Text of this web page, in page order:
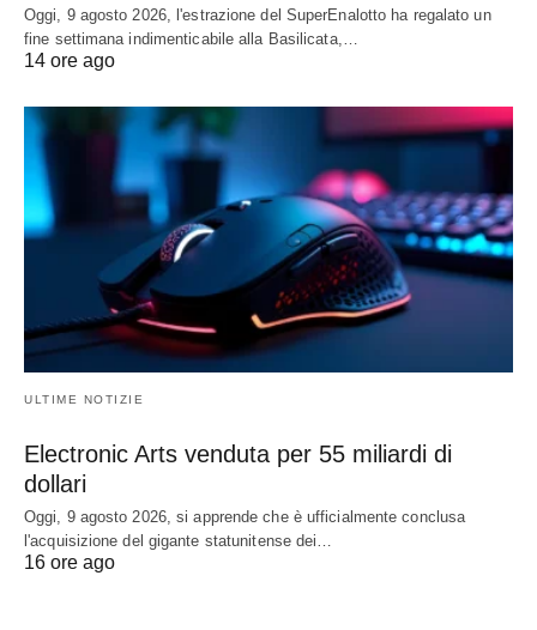
Oggi, 9 agosto 2026, l'estrazione del SuperEnalotto ha regalato un
fine settimana indimenticabile alla Basilicata,…
14 ore ago
ULTIME NOTIZIE
Electronic Arts venduta per 55 miliardi di
dollari
Oggi, 9 agosto 2026, si apprende che è ufficialmente conclusa
l'acquisizione del gigante statunitense dei…
16 ore ago